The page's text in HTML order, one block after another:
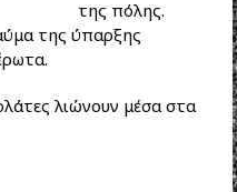
της ύπαρξης
λιώνουν μέσα στα